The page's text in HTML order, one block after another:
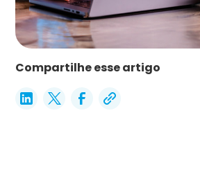
Compartilhe esse artigo